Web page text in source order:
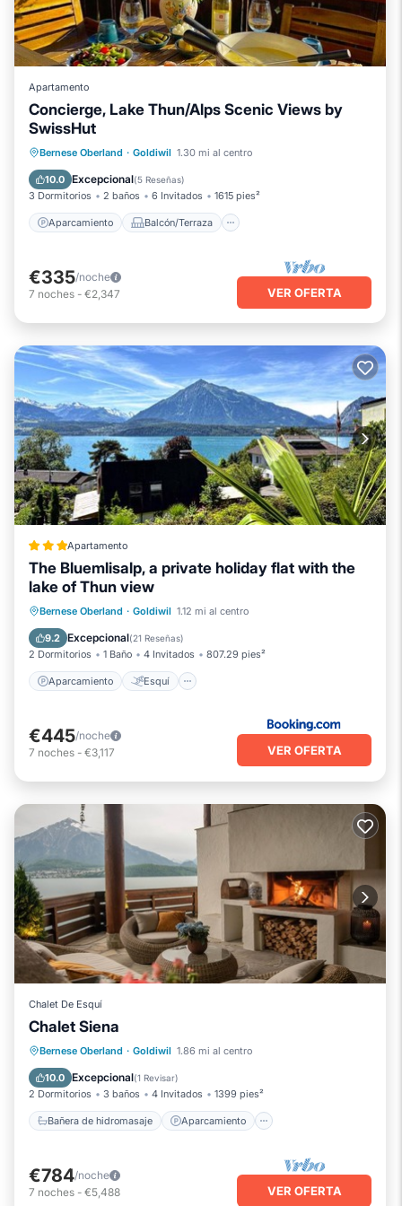
Apartamento
Concierge, Lake Thun/Alps Scenic Views by
SwissHut
Bernese Oberland · Goldiwil 1.30 mi al centro
10.0 Excepcional(5 Reseñas)
3 Dormitorios 2 baños 6 Invitados 1615 pies²
Aparcamiento Balcón/Terraza
Aparcamiento
Balcón/Terraza
Cocina
Internet
€335/noche
7 noches - €2,347 VER OFERTA
Apartamento
The Bluemlisalp, a private holiday flat with the
lake of Thun view
Bernese Oberland · Goldiwil 1.12 mi al centro
9.2 Excepcional(21 Reseñas)
2 Dormitorios 1 Baño 4 Invitados 807.29 pies²
Aparcamiento Esquí
Aparcamiento
Esquí
Balcón/Terraza
€445/noche
7 noches - €3,117 VER OFERTA
Chalet De Esquí
Chalet Siena
Bernese Oberland · Goldiwil 1.86 mi al centro
10.0 Excepcional(1 Revisar)
2 Dormitorios 3 baños 4 Invitados 1399 pies²
Bañera de hidromasaje Aparcamiento
Bañera de hidromasaje
Aparcamiento
Esquí
Vista al mar
€784/noche
7 noches - €5,488 VER OFERTA